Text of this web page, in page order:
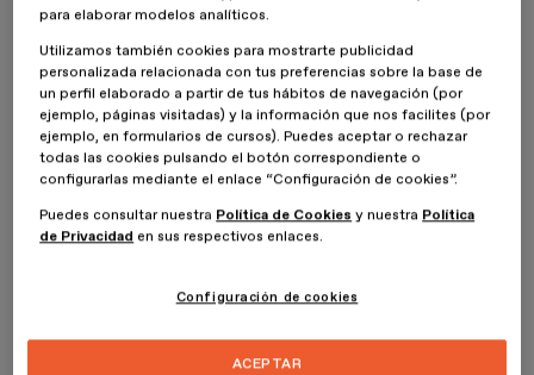
diversidad, riqueza particular de cada región
para elaborar modelos analíticos.
Utilizamos también cookies para mostrarte publicidad
personalizada relacionada con tus preferencias sobre la base de
un perfil elaborado a partir de tus hábitos de navegación (por
ejemplo, páginas visitadas) y la información que nos facilites (por
ejemplo, en formularios de cursos). Puedes aceptar o rechazar
todas las cookies pulsando el botón correspondiente o
configurarlas mediante el enlace “Configuración de cookies”.
Puedes consultar nuestra Política de Cookies y nuestra Política
de Privacidad en sus respectivos enlaces.
Configuración de cookies
ACEPTAR